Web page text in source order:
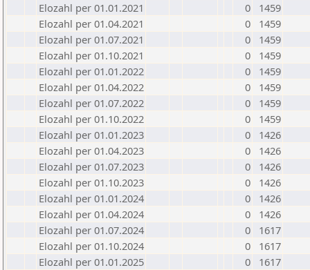
Elozahl per 01.01.2021
0
1459
Elozahl per 01.04.2021
0
1459
Elozahl per 01.07.2021
0
1459
Elozahl per 01.10.2021
0
1459
Elozahl per 01.01.2022
0
1459
Elozahl per 01.04.2022
0
1459
Elozahl per 01.07.2022
0
1459
Elozahl per 01.10.2022
0
1459
Elozahl per 01.01.2023
0
1426
Elozahl per 01.04.2023
0
1426
Elozahl per 01.07.2023
0
1426
Elozahl per 01.10.2023
0
1426
Elozahl per 01.01.2024
0
1426
Elozahl per 01.04.2024
0
1426
Elozahl per 01.07.2024
0
1617
Elozahl per 01.10.2024
0
1617
Elozahl per 01.01.2025
0
1617